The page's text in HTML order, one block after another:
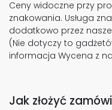
Ceny widoczne przy
znakowania. Usługa
dodatkowo przez
(Nie dotyczy to
informacja Wycena z
Jak złożyć